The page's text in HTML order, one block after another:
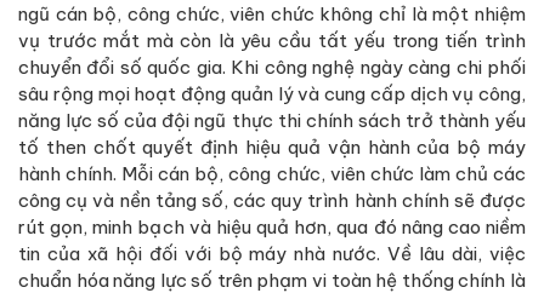
ngũ cán bộ, công chức, viên chức không chỉ là một nhiệm
vụ trước mắt mà còn là yêu cầu tất yếu trong tiến trình
chuyển đổi số quốc gia. Khi công nghệ ngày càng chi phối
sâu rộng mọi hoạt động quản lý và cung cấp dịch vụ công,
năng lực số của đội ngũ thực thi chính sách trở thành yếu
tố then chốt quyết định hiệu quả vận hành của bộ máy
hành chính. Mỗi cán bộ, công chức, viên chức làm chủ các
công cụ và nền tảng số, các quy trình hành chính sẽ được
rút gọn, minh bạch và hiệu quả hơn, qua đó nâng cao niềm
tin của xã hội đối với bộ máy nhà nước. Về lâu dài, việc
chuẩn hóa năng lực số trên phạm vi toàn hệ thống chính là